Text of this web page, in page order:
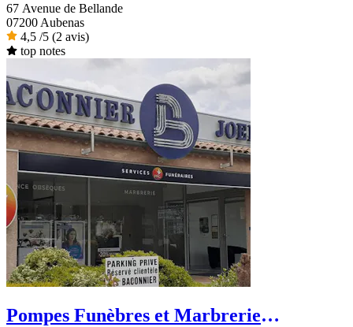
67 Avenue de Bellande
07200 Aubenas
4,5 /5 (2 avis)
top notes
Pompes Funèbres et Marbrerie